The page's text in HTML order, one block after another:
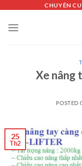
content
CHUYÊN
Xe nâng
POSTED
25
Th2